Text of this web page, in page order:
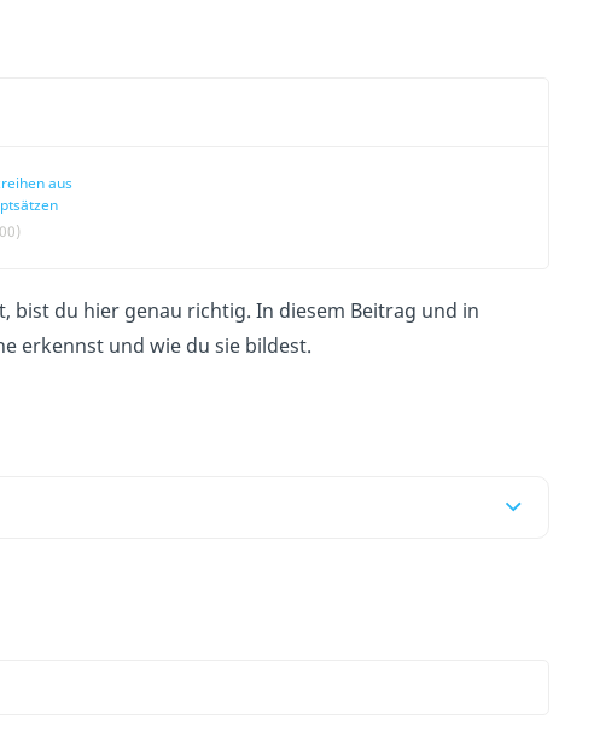
aus
bist du hier genau richtig. In diesem Beitrag und in
erkennst und wie du sie bildest.